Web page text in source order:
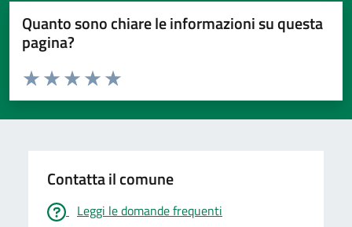
Quanto sono chiare le informazioni su questa
pagina?
Valuta da 1 a 5 stelle la pagina
Valuta 5 stelle su 5
Valuta 4 stelle su 5
Valuta 3 stelle su 5
Valuta 2 stelle su 5
Valuta 1 stelle su 5
Contatta il comune
Leggi le domande frequenti